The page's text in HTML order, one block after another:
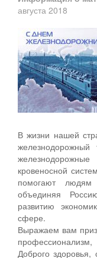
августа 2018
В жизни нашей
кровеносной
помогают людям
объединяя
развитию
сфере.
Выражаем вам
Доброго